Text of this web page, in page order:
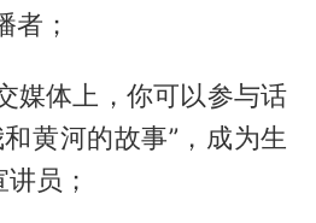
者；
媒体上，你可以参与话
黄河的故事”，成为生
员；